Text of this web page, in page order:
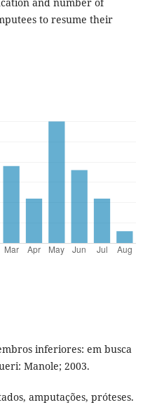
and number of
to resume their
inferiores: em busca
Manole; 2003.
amputações, próteses.